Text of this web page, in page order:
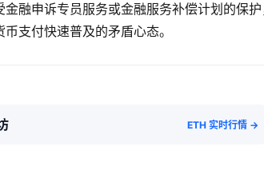
融申诉专员服务或金融服务补偿计划的保
支付快速普及的矛盾心态。
ETH 实时行情 →